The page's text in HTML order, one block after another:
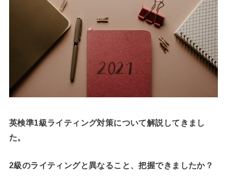
英検準1級ライティング対策について解説してきまし
た。
2級のライティングと異なること、把握できましたか？